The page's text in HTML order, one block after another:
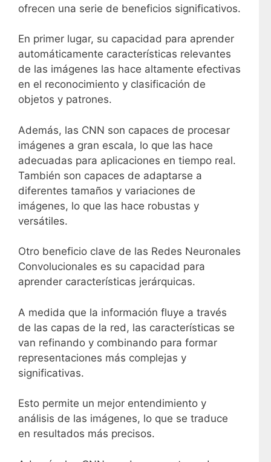
ofrecen una serie de beneficios significativos.
En primer lugar, su capacidad para aprender
automáticamente características relevantes
de las imágenes las hace altamente efectivas
en el reconocimiento y clasificación de
objetos y patrones.
Además, las CNN son capaces de procesar
imágenes a gran escala, lo que las hace
adecuadas para aplicaciones en tiempo real.
También son capaces de adaptarse a
diferentes tamaños y variaciones de
imágenes, lo que las hace robustas y
versátiles.
Otro beneficio clave de las Redes Neuronales
Convolucionales es su capacidad para
aprender características jerárquicas.
A medida que la información fluye a través
de las capas de la red, las características se
van refinando y combinando para formar
representaciones más complejas y
significativas.
Esto permite un mejor entendimiento y
análisis de las imágenes, lo que se traduce
en resultados más precisos.